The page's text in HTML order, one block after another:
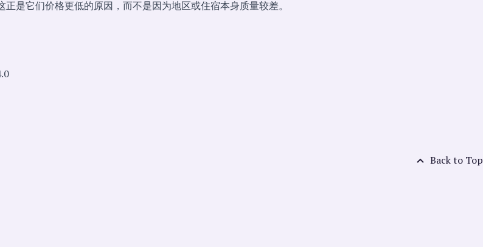
是它们价格更低的原因，而不是因为地区或住宿本身质量较差。
Back to Top